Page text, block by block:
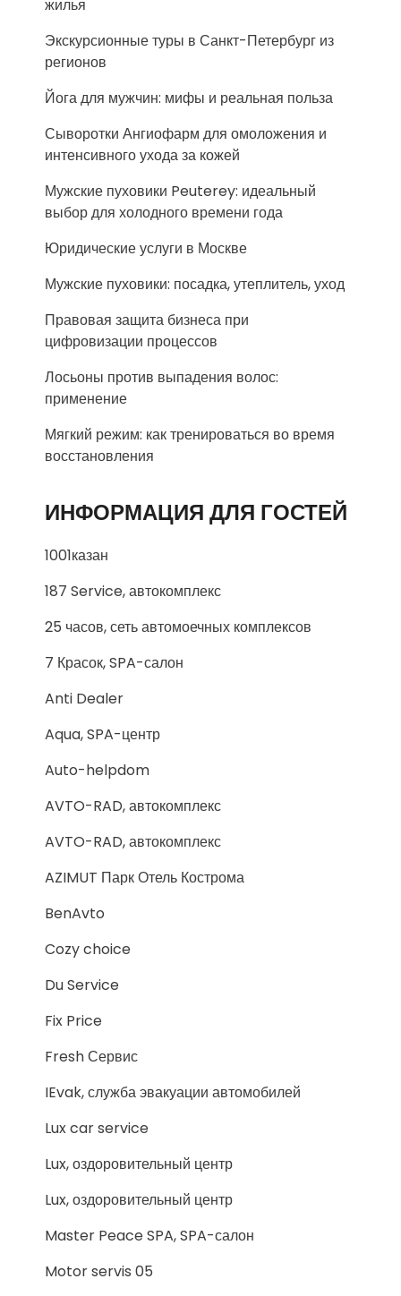
жилья
Экскурсионные туры в Санкт-Петербург из
регионов
Йога для мужчин: мифы и реальная польза
Сыворотки Ангиофарм для омоложения и
интенсивного ухода за кожей
Мужские пуховики Peuterey: идеальный
выбор для холодного времени года
Юридические услуги в Москве
Мужские пуховики: посадка, утеплитель, уход
Правовая защита бизнеса при
цифровизации процессов
Лосьоны против выпадения волос:
применение
Мягкий режим: как тренироваться во время
восстановления
ИНФОРМАЦИЯ ДЛЯ ГОСТЕЙ
1001казан
187 Service, автокомплекс
25 часов, сеть автомоечных комплексов
7 Красок, SPA-салон
Anti Dealer
Aqua, SPA-центр
Auto-helpdom
AVTO-RAD, автокомплекс
AVTO-RAD, автокомплекс
AZIMUT Парк Отель Кострома
BenAvto
Cozy choice
Du Service
Fix Price
Fresh Сервис
IEvak, служба эвакуации автомобилей
Lux car service
Lux, оздоровительный центр
Lux, оздоровительный центр
Master Peace SPA, SPA-салон
Motor servis 05